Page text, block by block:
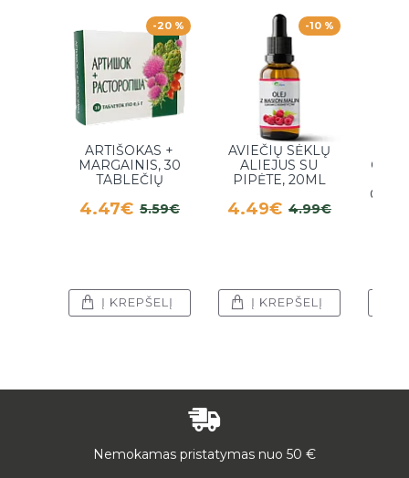
-20 %
ARTIŠOKAS +
MARGAINIS, 30
TABLEČIŲ
4.47€ 5.59€
Į KREPŠELĮ
-10 %
AVIEČIŲ SĖKLŲ
ALIEJUS SU
PIPĖTE, 20ML
4.49€ 4.99€
Į KREPŠELĮ
Nemokamas pristatymas nuo 50 €